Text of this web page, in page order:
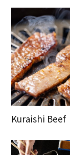
Kuraishi Beef